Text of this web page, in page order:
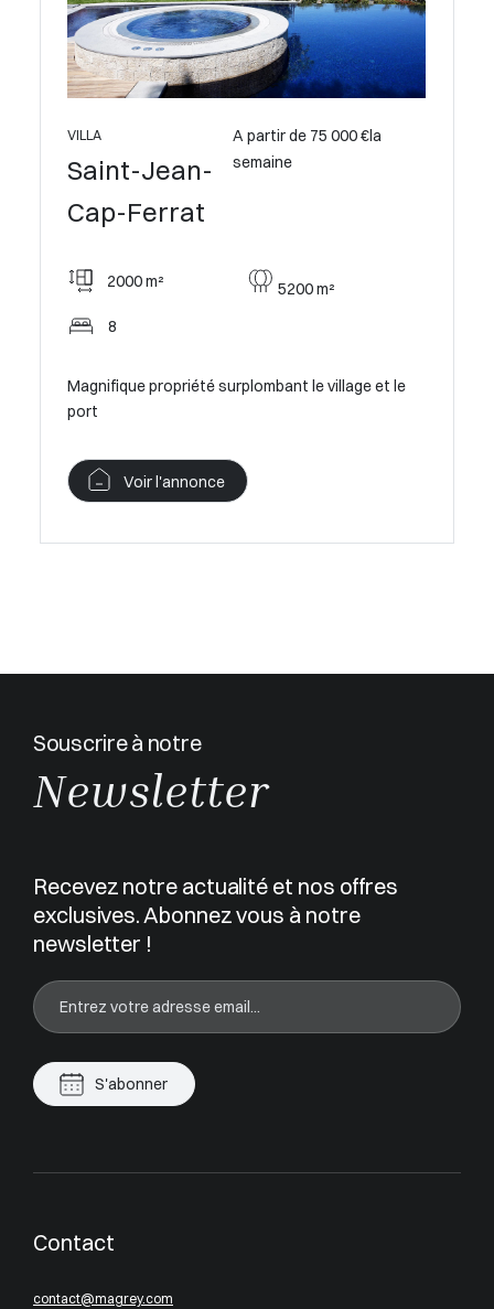
VILLA
Saint-Jean-
Cap-Ferrat
A partir de 75 000 €la
semaine
2000 m²
5200 m²
8
Magnifique propriété surplombant le village et le
port
Voir l'annonce
Souscrire à notre
Newsletter
Recevez notre actualité et nos offres
exclusives. Abonnez vous à notre
newsletter !
S'abonner
Contact
contact@magrey.com